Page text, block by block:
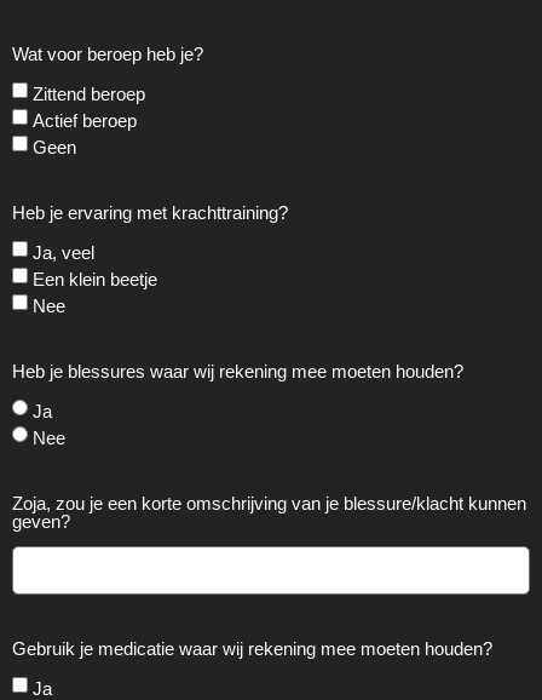
Wat voor beroep heb je?
Zittend beroep
Actief beroep
Geen
Heb je ervaring met krachttraining?
Ja, veel
Een klein beetje
Nee
Heb je blessures waar wij rekening mee moeten houden?
Ja
Nee
Zoja, zou je een korte omschrijving van je blessure/klacht kunnen
geven?
Gebruik je medicatie waar wij rekening mee moeten houden?
Ja